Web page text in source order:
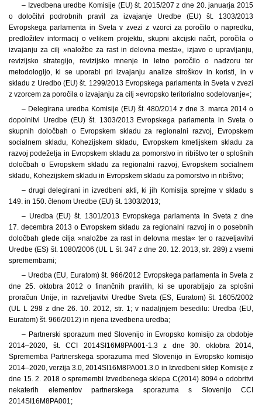
– Izvedbena uredbe Komisije (EU) št. 2015/207 z dne 20. januarja 2015
o določitvi podrobnih pravil za izvajanje Uredbe (EU) št. 1303/2013
Evropskega parlamenta in Sveta v zvezi z vzorci za poročilo o napredku,
predložitev informacij o velikem projektu, skupni akcijski načrt, poročila o
izvajanju za cilj »naložbe za rast in delovna mesta«, izjavo o upravljanju,
revizijsko strategijo, revizijsko mnenje in letno poročilo o nadzoru ter
metodologijo, ki se uporabi pri izvajanju analize stroškov in koristi, in v
skladu z Uredbo (EU) št. 1299/2013 Evropskega parlamenta in Sveta v zvezi
z vzorcem za poročila o izvajanju za cilj »evropsko teritorialno sodelovanje«;
– Delegirana uredba Komisije (EU) št. 480/2014 z dne 3. marca 2014 o
dopolnitvi Uredbe (EU) št. 1303/2013 Evropskega parlamenta in Sveta o
skupnih določbah o Evropskem skladu za regionalni razvoj, Evropskem
socialnem skladu, Kohezijskem skladu, Evropskem kmetijskem skladu za
razvoj podeželja in Evropskem skladu za pomorstvo in ribištvo ter o splošnih
določbah o Evropskem skladu za regionalni razvoj, Evropskem socialnem
skladu, Kohezijskem skladu in Evropskem skladu za pomorstvo in ribištvo;
– drugi delegirani in izvedbeni akti, ki jih Komisija sprejme v skladu s
149. in 150. členom Uredbe (EU) št. 1303/2013;
– Uredba (EU) št. 1301/2013 Evropskega parlamenta in Sveta z dne
17. decembra 2013 o Evropskem skladu za regionalni razvoj in o posebnih
določbah glede cilja »naložbe za rast in delovna mesta« ter o razveljavitvi
Uredbe (ES) št. 1080/2006 (UL L št. 347 z dne 20. 12. 2013, str. 289) z vsemi
spremembami;
– Uredba (EU, Euratom) št. 966/2012 Evropskega parlamenta in Sveta z
dne 25. oktobra 2012 o finančnih pravilih, ki se uporabljajo za splošni
proračun Unije, in razveljavitvi Uredbe Sveta (ES, Euratom) št. 1605/2002
(UL L 298 z dne 26. 10. 2012, str. 1; v nadaljnjem besedilu: Uredba (EU,
Euratom) št. 966/2012) in njena izvedbena uredba;
– Partnerski sporazum med Slovenijo in Evropsko komisijo za obdobje
2014–2020, št. CCI 2014SI16M8PA001-1.3 z dne 30. oktobra 2014,
Sprememba Partnerskega sporazuma med Slovenijo in Evropsko komisijo
2014–2020, verzija 3.0, 2014SI16M8PA001.3.0 in Izvedbeni sklep Komisije z
dne 15. 2. 2018 o spremembi Izvedbenega sklepa C(2014) 8094 o odobritvi
nekaterih elementov partnerskega sporazuma s Slovenijo CCI
2014SI16M8PA001;